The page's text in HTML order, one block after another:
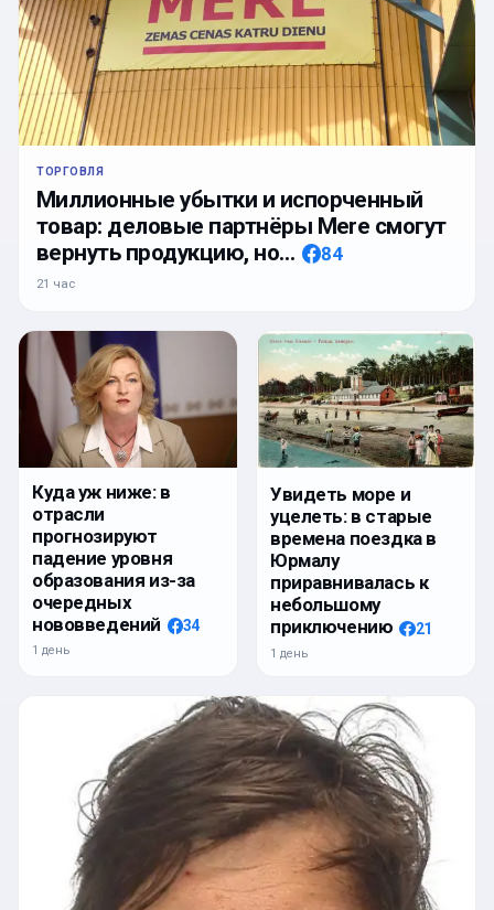
ТОРГОВЛЯ
Миллионные убытки и испорченный
товар: деловые партнёры Mere смогут
вернуть продукцию, но…
84
21 час
Куда уж ниже: в
отрасли
прогнозируют
падение уровня
образования из-за
очередных
нововведений
34
1 день
Увидеть море и
уцелеть: в старые
времена поездка в
Юрмалу
приравнивалась к
небольшому
приключению
21
1 день